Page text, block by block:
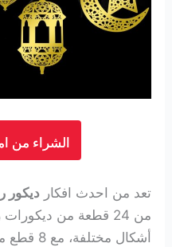
الشراء من
تعد من احدث افكارديكور
أشكال